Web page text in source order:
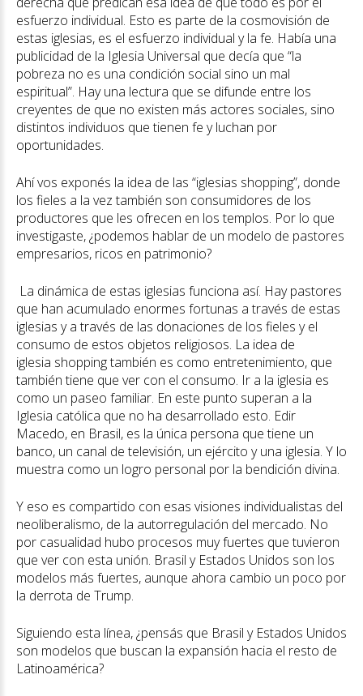
esfuerzo individual. Esto es parte de la cosmovisión de
estas iglesias, es el esfuerzo individual y la fe. Había una
publicidad de la Iglesia Universal que decía que “la
pobreza no es una condición social sino un mal
espiritual”. Hay una lectura que se difunde entre los
creyentes de que no existen más actores sociales, sino
distintos individuos que tienen fe y luchan por
oportunidades.
Ahí vos exponés la idea de las “iglesias shopping”, donde
los fieles a la vez también son consumidores de los
productores que les ofrecen en los templos. Por lo que
investigaste, ¿podemos hablar de un modelo de pastores
empresarios, ricos en patrimonio?
La dinámica de estas iglesias funciona así. Hay pastores
que han acumulado enormes fortunas a través de estas
iglesias y a través de las donaciones de los fieles y el
consumo de estos objetos religiosos. La idea de
iglesia shopping también es como entretenimiento, que
también tiene que ver con el consumo. Ir a la iglesia es
como un paseo familiar. En este punto superan a la
Iglesia católica que no ha desarrollado esto. Edir
Macedo, en Brasil, es la única persona que tiene un
banco, un canal de televisión, un ejército y una iglesia. Y lo
muestra como un logro personal por la bendición divina.
Y eso es compartido con esas visiones individualistas del
neoliberalismo, de la autorregulación del mercado. No
por casualidad hubo procesos muy fuertes que tuvieron
que ver con esta unión. Brasil y Estados Unidos son los
modelos más fuertes, aunque ahora cambio un poco por
la derrota de Trump.
Siguiendo esta línea, ¿pensás que Brasil y Estados Unidos
son modelos que buscan la expansión hacia el resto de
Latinoamérica?